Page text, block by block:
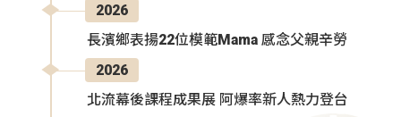
2026
長濱鄉表揚22位模範Mama 感念父親辛勞
2026
北流幕後課程成果展 阿爆率新人熱力登台